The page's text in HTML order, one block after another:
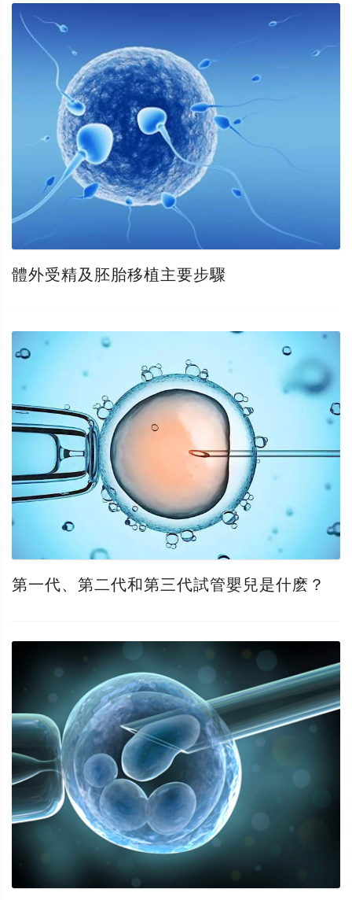
體外受精及胚胎移植主要步驟
第一代、第二代和第三代試管嬰兒是什麽？